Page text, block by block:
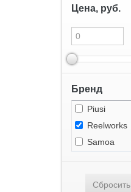
Цена, руб.
Бренд
Piusi
Reelworks
Samoa
Сбросить